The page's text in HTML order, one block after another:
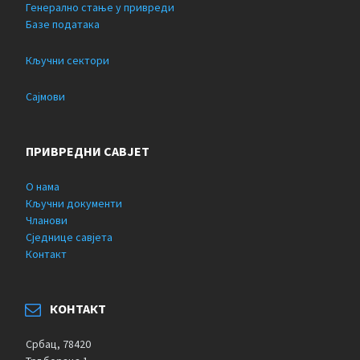
Генерално стање у привреди
Базе података
Кључни сектори
Сајмови
ПРИВРЕДНИ САВЈЕТ
О нама
Кључни документи
Чланови
Сједнице савјета
Контакт
КОНТАКТ
Србац, 78420